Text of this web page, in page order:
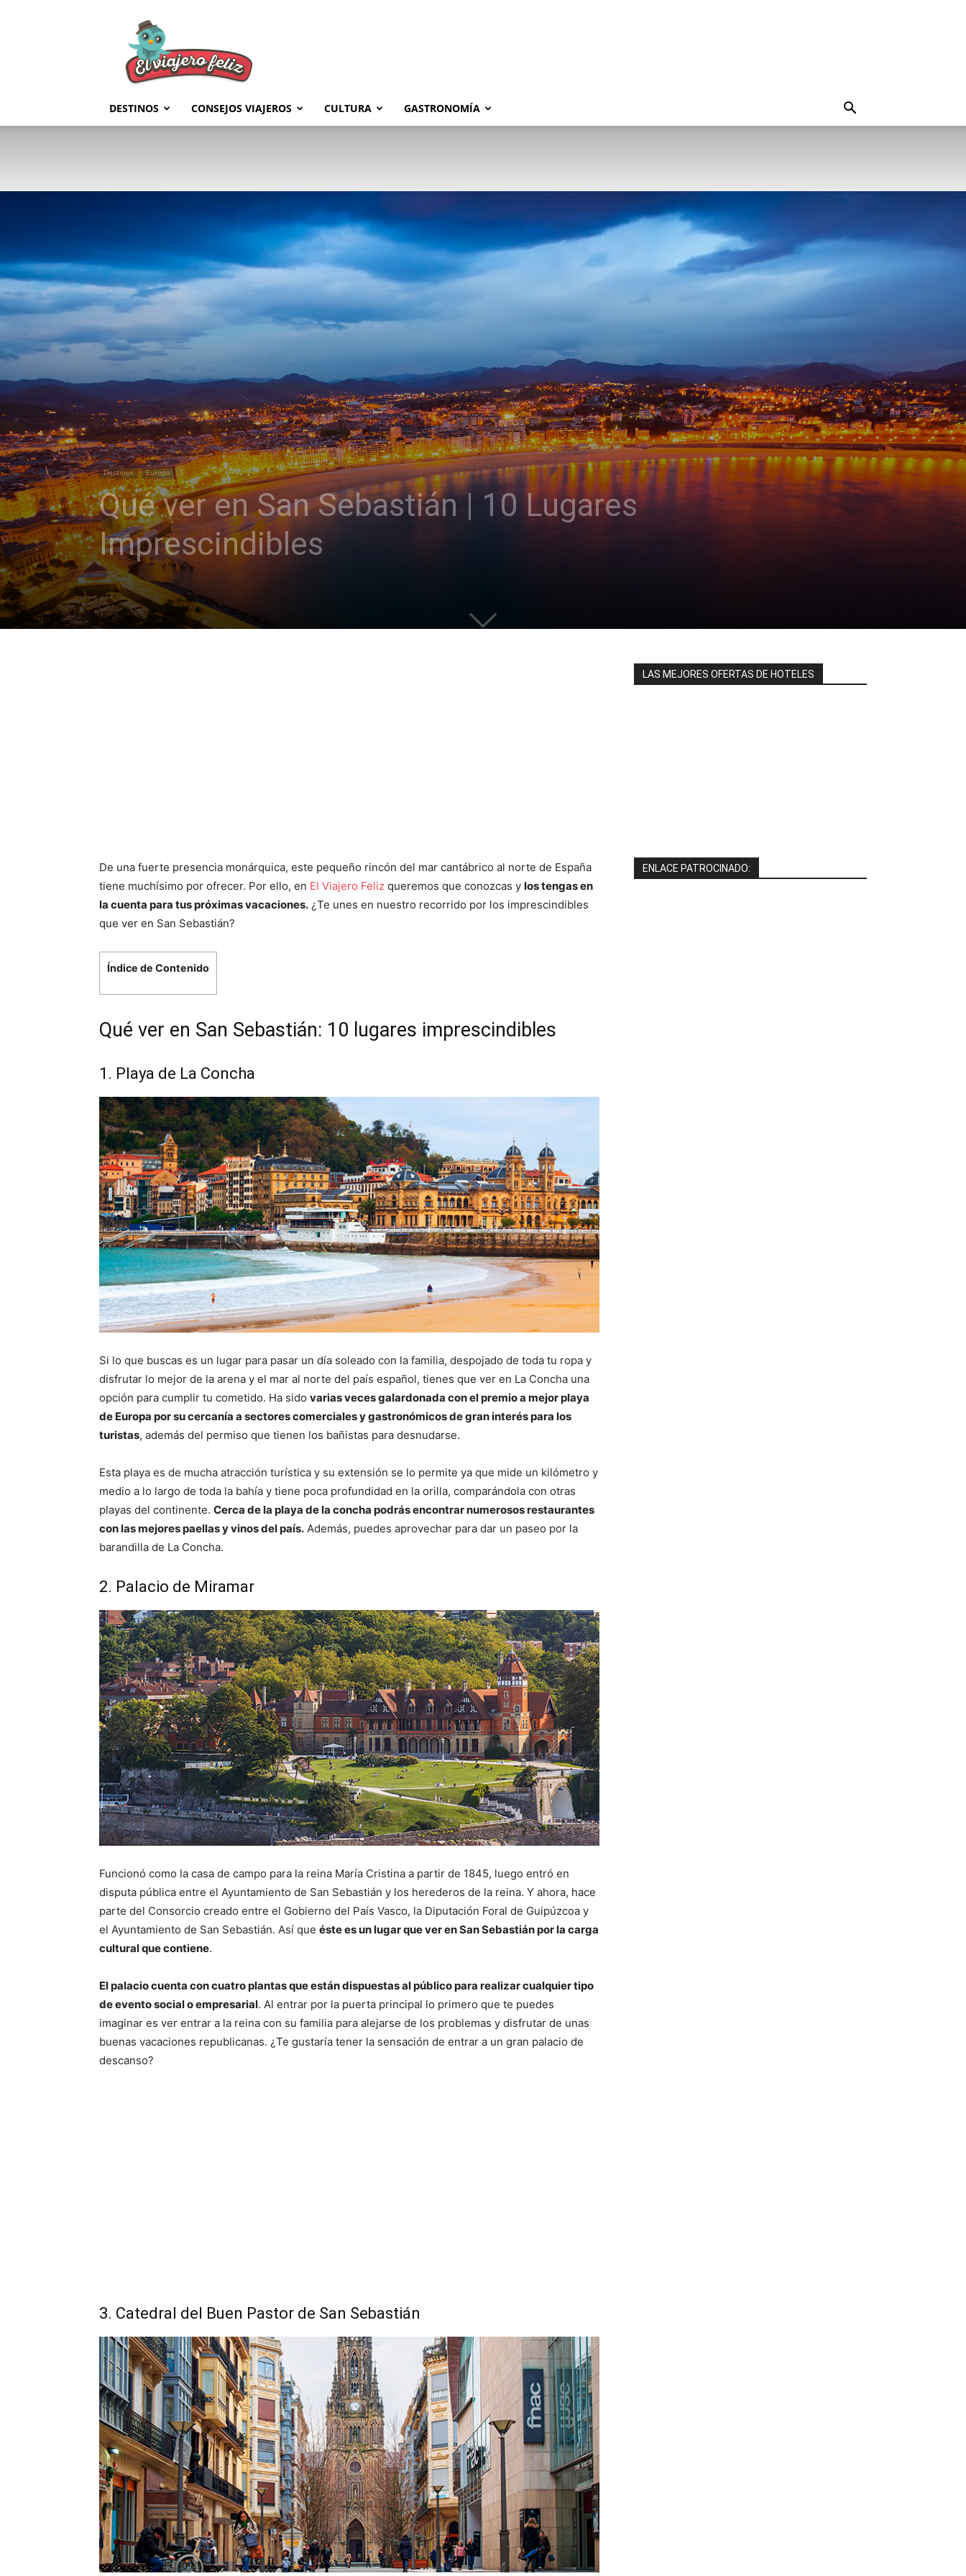
Feliz
DESTINOS CONSEJOS VIAJEROS CULTURA GASTRONOMÍA
Destinos Europa
Qué ver en San Sebastián | 10 Lugares
Imprescindibles
De una fuerte presencia monárquica, este pequeño rincón del mar cantábrico al norte de España
tiene muchísimo por ofrecer. Por ello, en El Viajero Feliz queremos que conozcas y los tengas en
la cuenta para tus próximas vacaciones. ¿Te unes en nuestro recorrido por los imprescindibles
que ver en San Sebastián?
Índice de Contenido
Qué ver en San Sebastián: 10 lugares imprescindibles
1. Playa de La Concha
Si lo que buscas es un lugar para pasar un día soleado con la familia, despojado de toda tu ropa y
disfrutar lo mejor de la arena y el mar al norte del país español, tienes que ver en La Concha una
opción para cumplir tu cometido. Ha sido varias veces galardonada con el premio a mejor playa
de Europa por su cercanía a sectores comerciales y gastronómicos de gran interés para los
turistas, además del permiso que tienen los bañistas para desnudarse.
Esta playa es de mucha atracción turística y su extensión se lo permite ya que mide un kilómetro y
medio a lo largo de toda la bahía y tiene poca profundidad en la orilla, comparándola con otras
playas del continente. Cerca de la playa de la concha podrás encontrar numerosos restaurantes
con las mejores paellas y vinos del país. Además, puedes aprovechar para dar un paseo por la
barandilla de La Concha.
2. Palacio de Miramar
Funcionó como la casa de campo para la reina María Cristina a partir de 1845, luego entró en
disputa pública entre el Ayuntamiento de San Sebastián y los herederos de la reina. Y ahora, hace
parte del Consorcio creado entre el Gobierno del País Vasco, la Diputación Foral de Guipúzcoa y
el Ayuntamiento de San Sebastián. Así que éste es un lugar que ver en San Sebastián por la carga
cultural que contiene.
El palacio cuenta con cuatro plantas que están dispuestas al público para realizar cualquier tipo
de evento social o empresarial. Al entrar por la puerta principal lo primero que te puedes
imaginar es ver entrar a la reina con su familia para alejarse de los problemas y disfrutar de unas
buenas vacaciones republicanas. ¿Te gustaría tener la sensación de entrar a un gran palacio de
descanso?
3. Catedral del Buen Pastor de San Sebastián
LAS MEJORES OFERTAS DE HOTELES
ENLACE PATROCINADO: